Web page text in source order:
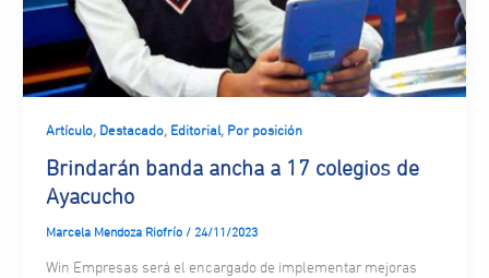
Artículo, Destacado, Editorial, Por posición
Brindarán banda ancha a 17 colegios de
Ayacucho
Marcela Mendoza Riofrío / 24/11/2023
Win Empresas será el encargado de implementar mejoras